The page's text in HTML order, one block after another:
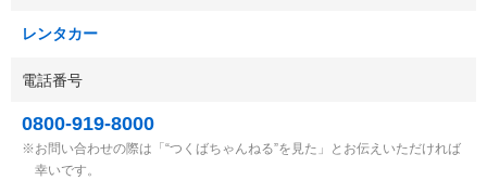
レンタカー
電話番号
0800-919-8000
お問い合わせの際は「“つくばちゃんねる”を見た」とお伝えいただければ
幸いです。